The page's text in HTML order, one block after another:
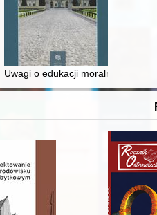
od średniowiecza do dziś
Uwagi o edukacji moralnej synów